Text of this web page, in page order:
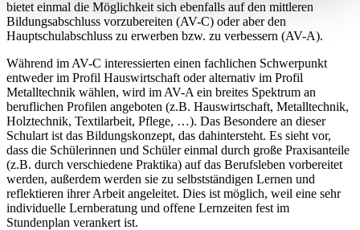
bietet einmal die Möglichkeit sich ebenfalls auf den mittleren
Bildungsabschluss vorzubereiten (AV-C) oder aber den
Hauptschulabschluss zu erwerben bzw. zu verbessern (AV-A).
Während im AV-C interessierten einen fachlichen Schwerpunkt
entweder im Profil Hauswirtschaft oder alternativ im Profil
Metalltechnik wählen, wird im AV-A ein breites Spektrum an
beruflichen Profilen angeboten (z.B. Hauswirtschaft, Metalltechnik,
Holztechnik, Textilarbeit, Pflege, …). Das Besondere an dieser
Schulart ist das Bildungskonzept, das dahintersteht. Es sieht vor,
dass die Schülerinnen und Schüler einmal durch große Praxisanteile
(z.B. durch verschiedene Praktika) auf das Berufsleben vorbereitet
werden, außerdem werden sie zu selbstständigen Lernen und
reflektieren ihrer Arbeit angeleitet. Dies ist möglich, weil eine sehr
individuelle Lernberatung und offene Lernzeiten fest im
Stundenplan verankert ist.